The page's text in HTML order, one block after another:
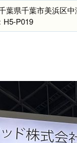
県千葉市美浜区中
H5-P019